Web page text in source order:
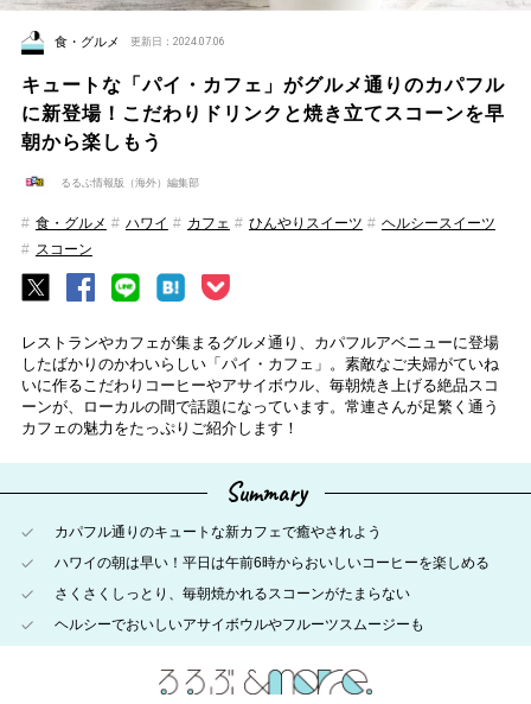
食・グルメ 更新日：2024.07.06
キュートな「パイ・カフェ」がグルメ通りのカパフル
に新登場！こだわりドリンクと焼き立てスコーンを早
朝から楽しもう
るるぶ情報版（海外）編集部
食・グルメ ハワイ カフェ ひんやりスイーツ
ヘルシースイーツ
スコーン
レストランやカフェが集まるグルメ通り、カパフルアベニューに登場
したばかりのかわいらしい「パイ・カフェ」。素敵なご夫婦がていね
いに作るこだわりコーヒーやアサイボウル、毎朝焼き上げる絶品スコ
ーンが、ローカルの間で話題になっています。常連さんが足繁く通う
カフェの魅力をたっぷりご紹介します！
Summary
カパフル通りのキュートな新カフェで癒やされよう
ハワイの朝は早い！平日は午前6時からおいしいコーヒーを楽しめる
さくさくしっとり、毎朝焼かれるスコーンがたまらない
ヘルシーでおいしいアサイボウルやフルーツスムージーも